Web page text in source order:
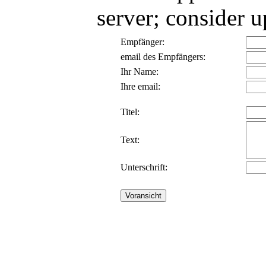
server; consider
Empfänger:
email des Empfängers:
Ihr Name:
Ihre email:
Titel:
Text:
Unterschrift: